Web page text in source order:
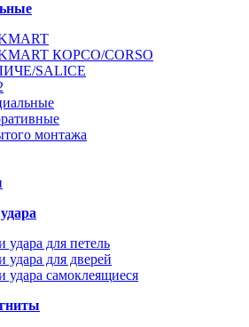
КОРСО/CORSO
SALICE
монтажа
удара для петель
удара для дверей
удара самоклеящиеся